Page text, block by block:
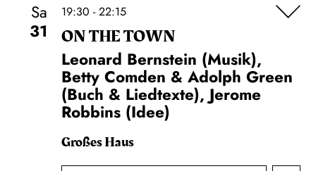
Sa
31
19:30 - 22:15
ON THE TOWN
Leonard Bernstein (Musik),
Betty Comden & Adolph Green
(Buch & Liedtexte), Jerome
Robbins (Idee)
Großes Haus